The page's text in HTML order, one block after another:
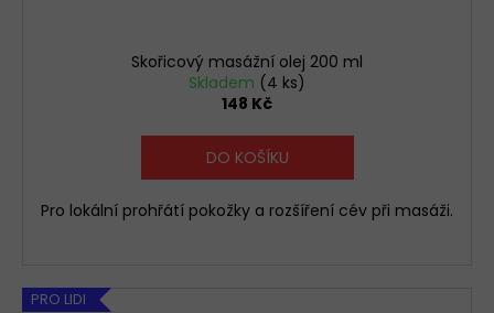
Skořicový masážní olej 200 ml
Skladem (4 ks)
148 Kč
DO KOŠÍKU
Pro lokální prohřátí pokožky a rozšíření cév při masáži.
PRO LIDI